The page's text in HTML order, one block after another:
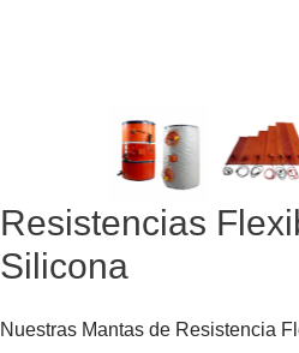
Resistencias
Silicona
Nuestras Mantas de Resistencia